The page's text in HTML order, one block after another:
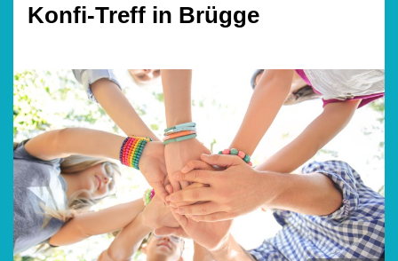
Konfi-Treff in Brügge